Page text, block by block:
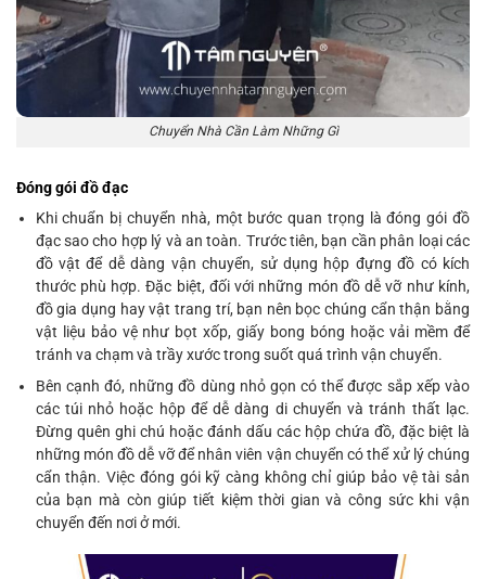
Chuyển Nhà Cần Làm Những Gì
Đóng gói đồ đạc
Khi chuẩn bị chuyển nhà, một bước quan trọng là đóng gói đồ
đạc sao cho hợp lý và an toàn. Trước tiên, bạn cần phân loại các
đồ vật để dễ dàng vận chuyển, sử dụng hộp đựng đồ có kích
thước phù hợp. Đặc biệt, đối với những món đồ dễ vỡ như kính,
đồ gia dụng hay vật trang trí, bạn nên bọc chúng cẩn thận bằng
vật liệu bảo vệ như bọt xốp, giấy bong bóng hoặc vải mềm để
tránh va chạm và trầy xước trong suốt quá trình vận chuyển.
Bên cạnh đó, những đồ dùng nhỏ gọn có thể được sắp xếp vào
các túi nhỏ hoặc hộp để dễ dàng di chuyển và tránh thất lạc.
Đừng quên ghi chú hoặc đánh dấu các hộp chứa đồ, đặc biệt là
những món đồ dễ vỡ để nhân viên vận chuyển có thể xử lý chúng
cẩn thận. Việc đóng gói kỹ càng không chỉ giúp bảo vệ tài sản
của bạn mà còn giúp tiết kiệm thời gian và công sức khi vận
chuyển đến nơi ở mới.